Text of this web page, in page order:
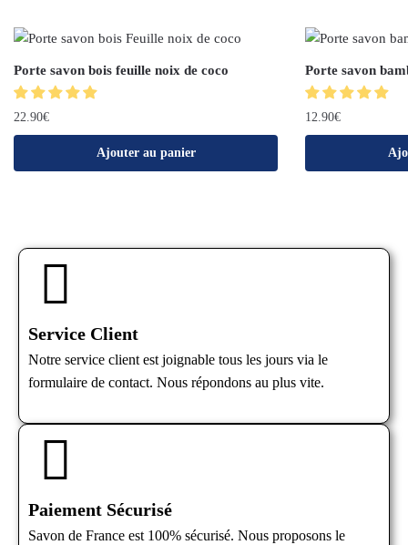
Porte savon bois feuille noix de coco
22.90€
Ajouter au panier
Porte savon
12.90€
Service Client
Notre service client est joignable tous les jours via le
formulaire de contact. Nous répondons au plus vite.
Paiement Sécurisé
Savon de France est 100% sécurisé. Nous proposons le